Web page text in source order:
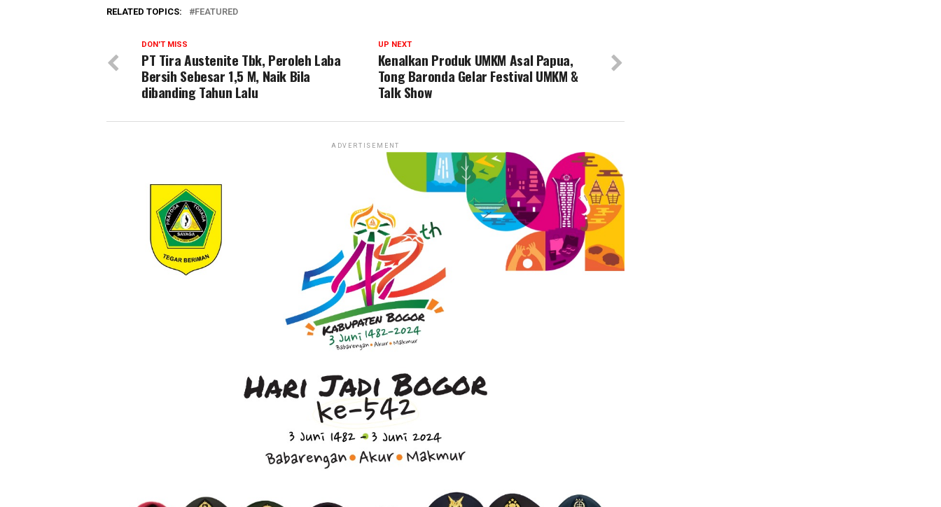
RELATED TOPICS: FEATURED
UP NEXT
Kenalkan Produk UMKM Asal Papua,
Tong Baronda Gelar Festival UMKM &
Talk Show
DON'T MISS
PT Tira Austenite Tbk, Peroleh Laba
Bersih Sebesar 1,5 M, Naik Bila
dibanding Tahun Lalu
ADVERTISEMENT